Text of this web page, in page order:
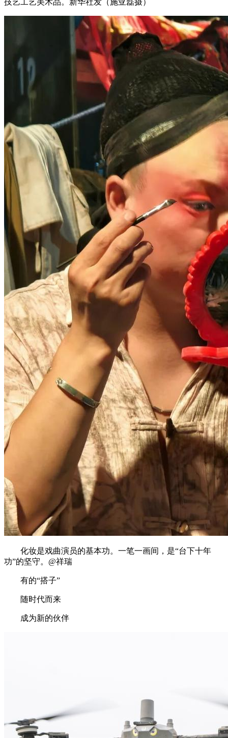
技艺工艺美术品。新华社发（施亚磊摄）
化妆是戏曲演员的基本功。一笔一画间，是“台下十年
功”的坚守。@祥瑞
有的“搭子”
随时代而来
成为新的伙伴